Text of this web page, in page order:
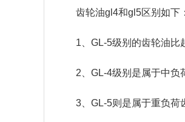
齿轮油gl4和gl5区别如下：
1、GL-5级别的齿轮油比
2、GL-4级别是属于中负
3、GL-5则是属于重负荷